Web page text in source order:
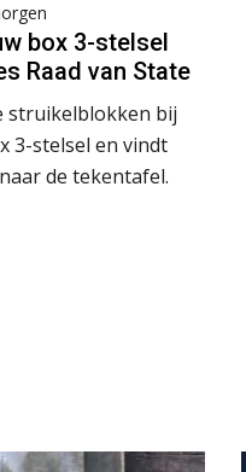
box 3-stelsel
Raad van State
struikelblokken bij
3-stelsel en vindt
de tekentafel.